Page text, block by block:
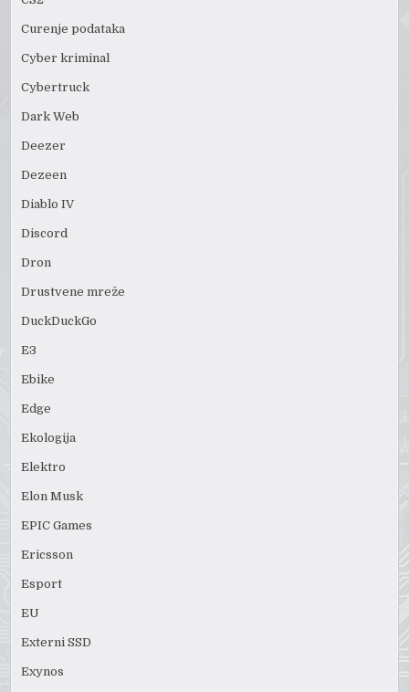
Curenje podataka
Cyber kriminal
Cybertruck
Dark Web
Deezer
Dezeen
Diablo IV
Discord
Dron
Drustvene mreže
DuckDuckGo
E3
Ebike
Edge
Ekologija
Elektro
Elon Musk
EPIC Games
Ericsson
Esport
EU
Externi SSD
Exynos